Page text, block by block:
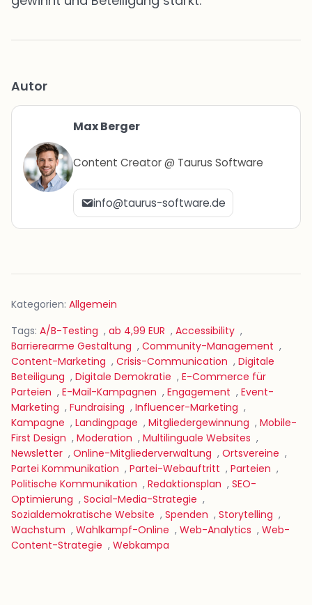
Autor
Max Berger
Content Creator @ Taurus Software
info@taurus-software.de
Kategorien: Allgemein
Tags: A/B-Testing , ab 4,99 EUR , Accessibility ,
Barrierearme Gestaltung , Community-Management ,
Content-Marketing , Crisis-Communication , Digitale
Beteiligung , Digitale Demokratie , E-Commerce für
Parteien , E-Mail-Kampagnen , Engagement , Event-
Marketing , Fundraising , Influencer-Marketing ,
Kampagne , Landingpage , Mitgliedergewinnung , Mobile-
First Design , Moderation , Multilinguale Websites ,
Newsletter , Online-Mitgliederverwaltung , Ortsvereine ,
Partei Kommunikation , Partei-Webauftritt , Parteien ,
Politische Kommunikation , Redaktionsplan , SEO-
Optimierung , Social-Media-Strategie ,
Sozialdemokratische Website , Spenden , Storytelling ,
Wachstum , Wahlkampf-Online , Web-Analytics , Web-
Content-Strategie , Webkampa